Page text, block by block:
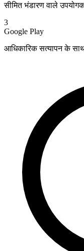
सीमित भंडारण वाले
3
Google Play
आधिकारिक सत्यापन के